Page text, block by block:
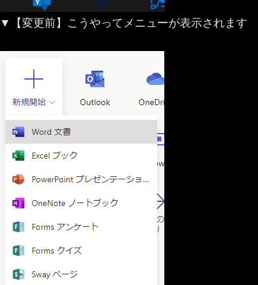
▼【変更前】こうやってメニューが表示されます